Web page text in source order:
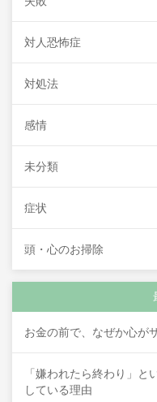
対人恐怖症
対処法
感情
未分類
症状
頭・心のお掃除
お金の前で、なぜか心が
「嫌われたら終わり」
している理由